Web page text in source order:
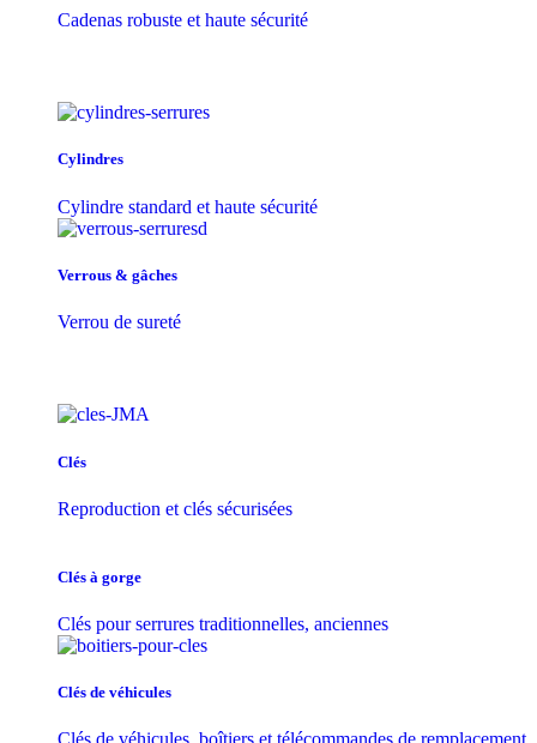
Cadenas robuste et haute sécurité
Cylindres
Cylindre standard et haute sécurité
Verrous & gâches
Verrou de sureté
Clés
Reproduction et clés sécurisées
Clés à gorge
Clés pour serrures traditionnelles, anciennes
Clés de véhicules